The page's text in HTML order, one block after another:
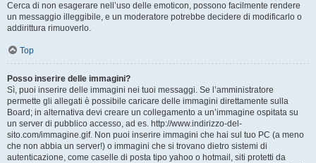
Cerca di non esagerare nell’uso delle emoticon, possono facilmente rendere
un messaggio illeggibile, e un moderatore potrebbe decidere di modificarlo o
addirittura rimuoverlo.
Top
Posso inserire delle immagini?
Sì, puoi inserire delle immagini nei tuoi messaggi. Se l’amministratore
permette gli allegati è possibile caricare delle immagini direttamente sulla
Board; in alternativa devi creare un collegamento a un’immagine ospitata su
un server di pubblico accesso, ad es. http://www.indirizzo-del-
sito.com/immagine.gif. Non puoi inserire immagini che hai sul tuo PC (a meno
che non abbia un server!) o immagini che si trovano dietro sistemi di
autenticazione, come caselle di posta tipo yahoo o hotmail, siti protetti da